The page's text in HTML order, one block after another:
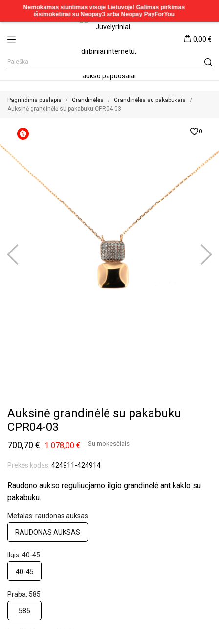
0,00 €
Pagrindinis puslapis Grandinėlės
Grandinėlės su pakabukais
Auksinė grandinėlė su pakabuku CPR04-03
0
Auksinė grandinėlė su pakabuku
CPR04-03
700,70 € 1 078,00 € Su mokesčiais
Prekės kodas: 424911-424914
Raudono aukso reguliuojamo ilgio grandinėlė ant kaklo su
pakabuku.
Metalas: raudonas auksas
RAUDONAS AUKSAS
Ilgis: 40-45
40-45
Praba: 585
585